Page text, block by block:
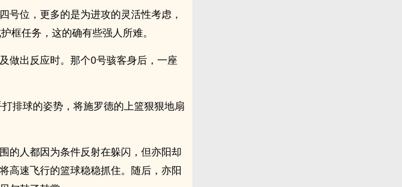
号位，更多的是为进攻的灵活性考虑，
框任务，这的确有些强人所难。
做出反应时。那个0号骇客身后，一座
排球的姿势，将施罗德的上篮狠狠地扇
的人都因为条件反射在躲闪，但亦阳却
高速飞行的篮球稳稳抓住。随后，亦阳